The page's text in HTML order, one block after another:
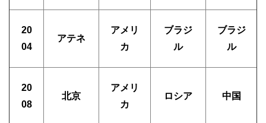
20
04
アテネ
アメリ
カ
ブラジ
ル
ブラジ
ル
20
08
北京
アメリ
カ
ロシア 中国